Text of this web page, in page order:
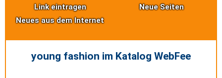
Link eintragen
Neue Seiten
Neues aus dem Internet
young fashion im Katalog WebFee